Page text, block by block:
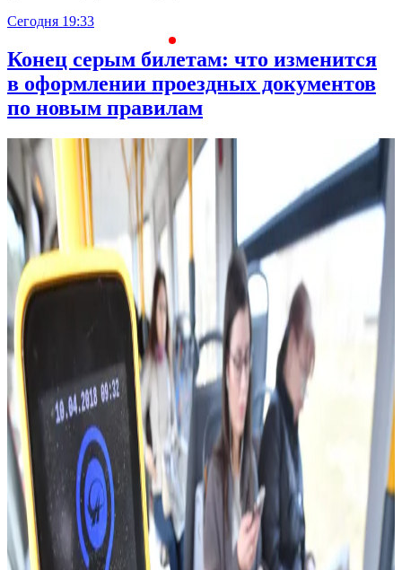
Сегодня 19:33
Конец серым билетам: что изменится
в оформлении проездных документов
по новым правилам